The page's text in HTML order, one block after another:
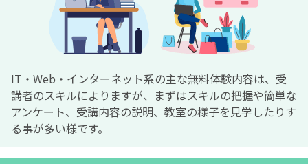
IT・Web・インターネット系の主な無料体験内容は、受
講者のスキルによりますが、まずはスキルの把握や簡単な
アンケート、受講内容の説明、教室の様子を見学したりす
る事が多い様です。